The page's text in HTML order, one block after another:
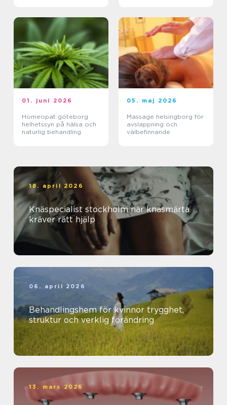
01. juni 2026
Homeopat göteborg
helhetssyn på hälsa och
naturlig behandling
05. maj 2026
Massage helsingborg för
avslappning och
välbefinnande
18. april 2026
Knäspecialist stockholm när knäsmärta
kräver rätt hjälp
06. april 2026
Behandlingshem för kvinnor trygghet,
struktur och verklig förändring
13. mars 2026